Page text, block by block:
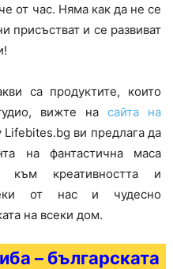
от час. Няма как да не се
присъстват и се развиват
са продуктите, които
вижте на сайта на
Lifebites.bg ви предлага да
на фантастична маса
към креативността и
от нас и чудесно
на всеки дом.
– българската